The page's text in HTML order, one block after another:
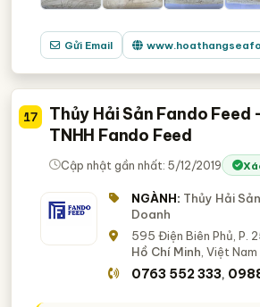
Gửi Email
17
Thủy Hải Sản Fando Feed
TNHH Fando Feed
Cập nhật gần nhất: 5/12/2019
NGÀNH: Thủy Hải
Doanh
595 Điện Biên Phủ, P.
Hồ Chí Minh, Việt Nam
0763 552 333,